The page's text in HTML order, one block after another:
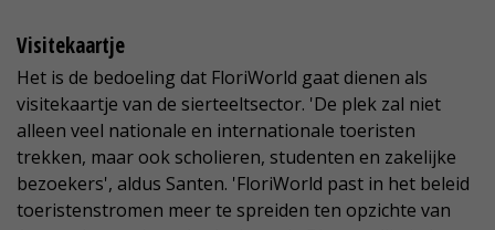
Visitekaartje
Het is de bedoeling dat FloriWorld gaat dienen als
visitekaartje van de sierteeltsector. 'De plek zal niet
alleen veel nationale en internationale toeristen
trekken, maar ook scholieren, studenten en zakelijke
bezoekers', aldus Santen. 'FloriWorld past in het beleid
toeristenstromen meer te spreiden ten opzichte van